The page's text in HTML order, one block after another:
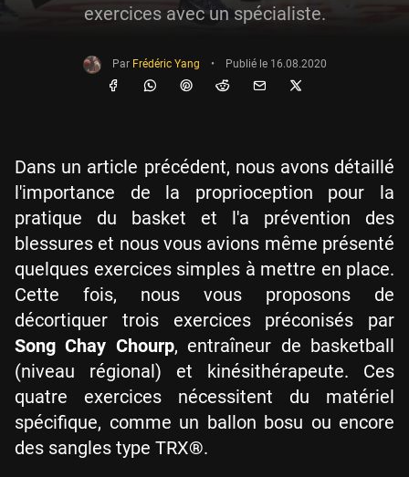
exercices avec un spécialiste.
Par Frédéric Yang • Publié le 16.08.2020
Dans un article précédent, nous avons détaillé
l'importance de la proprioception pour la
pratique du basket et l'a prévention des
blessures et nous vous avions même présenté
quelques exercices simples à mettre en place.
Cette fois, nous vous proposons de
décortiquer trois exercices préconisés par
Song Chay Chourp, entraîneur de basketball
(niveau régional) et kinésithérapeute. Ces
quatre exercices nécessitent du matériel
spécifique, comme un ballon bosu ou encore
des sangles type TRX®.